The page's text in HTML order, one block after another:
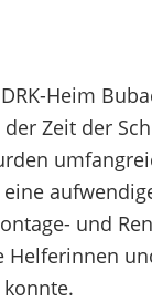
Heim
Zeit der
und